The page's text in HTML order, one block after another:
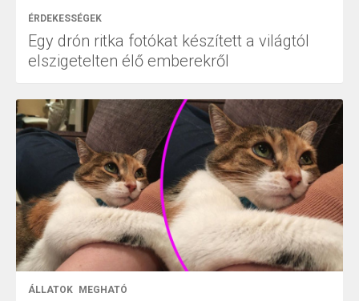
ÉRDEKESSÉGEK
Egy drón ritka fotókat készített a világtól
elszigetelten élő emberekről
ÁLLATOK MEGHATÓ